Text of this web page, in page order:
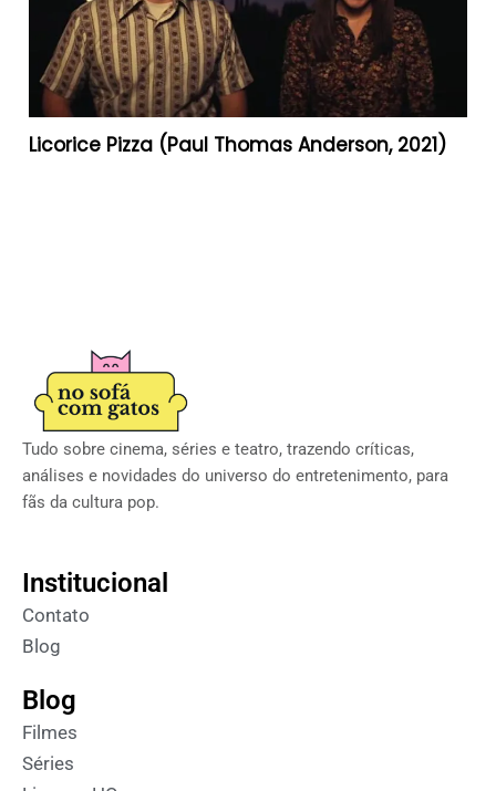
Licorice Pizza (Paul Thomas Anderson, 2021)
Tudo sobre cinema, séries e teatro, trazendo críticas,
análises e novidades do universo do entretenimento, para
fãs da cultura pop.
Institucional
Contato
Blog
Blog
Filmes
Séries